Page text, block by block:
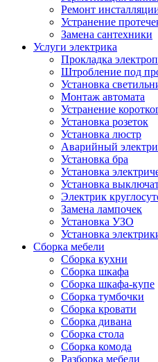
Ремонт
Устранение
Замена сантехники
Услуги электрика
Прокладка
Штробление под
Установка
Монтаж автомата
Устранение
Установка розеток
Установка люстр
Аварийный
Установка бра
Установка
Установка
Электрик
Замена лампочек
Установка УЗО
Установка
Сборка мебели
Сборка кухни
Сборка шкафа
Сборка шкафа-купе
Сборка тумбочки
Сборка кровати
Сборка дивана
Сборка стола
Сборка комода
Разборка мебели